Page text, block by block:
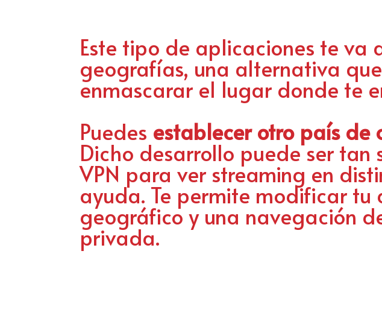
Este tipo de aplicaciones te va
geografías, una alternativa
enmascarar el lugar donde te
Puedes establecer otro país de
Dicho desarrollo puede ser
VPN para ver streaming en
ayuda. Te permite modificar
geográfico y una navegación
privada.